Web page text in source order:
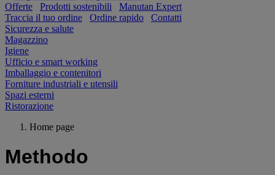
Offerte Prodotti sostenibili
Manutan Expert
Traccia il tuo ordine
Ordine rapido
Contatti
Sicurezza e salute
Magazzino
Igiene
Ufficio e smart working
Imballaggio e contenitori
Forniture industriali e utensili
Spazi esterni
Ristorazione
Home page
Methodo